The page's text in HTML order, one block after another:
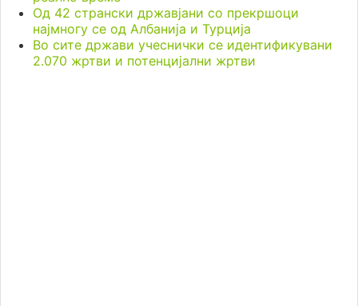
Од 42 странски државјани со прекршоци
најмногу се од Албанија и Турција
Во сите држави учеснички се идентификувани
2.070 жртви и потенцијални жртви